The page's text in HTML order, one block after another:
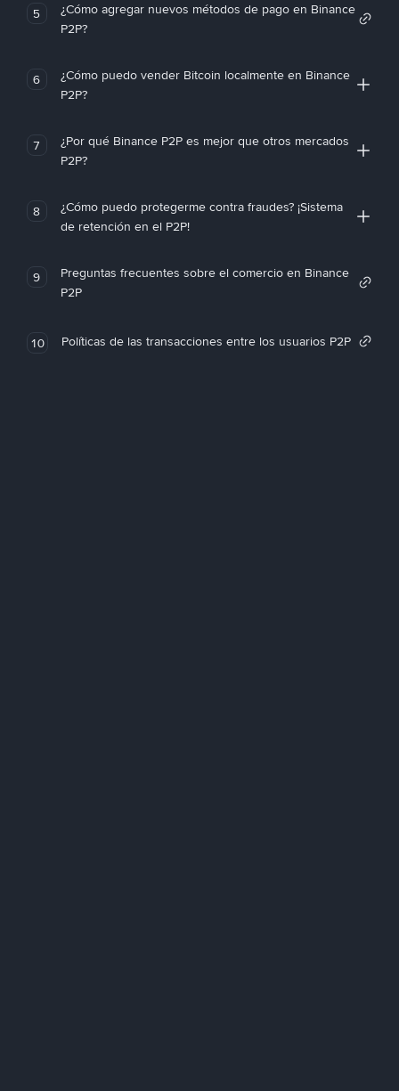
5
¿Cómo agregar nuevos métodos de pago en Binance
P2P?
6
¿Cómo puedo vender Bitcoin localmente en Binance
P2P?
7
¿Por qué Binance P2P es mejor que otros mercados
P2P?
8
¿Cómo puedo protegerme contra fraudes? ¡Sistema
de retención en el P2P!
9
Preguntas frecuentes sobre el comercio en Binance
P2P
10 Políticas de las transacciones entre los usuarios P2P